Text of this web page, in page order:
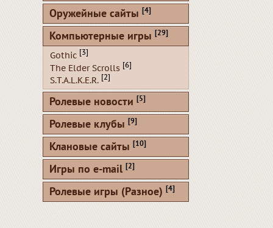
Оружейные сайты [4]
Компьютерные игры [29]
Gothic [3]
The Elder Scrolls [6]
S.T.A.L.K.E.R. [2]
Ролевые новости [5]
Ролевые клубы [9]
Клановые сайты [10]
Игры по e-mail [2]
Ролевые игры (Разное) [4]